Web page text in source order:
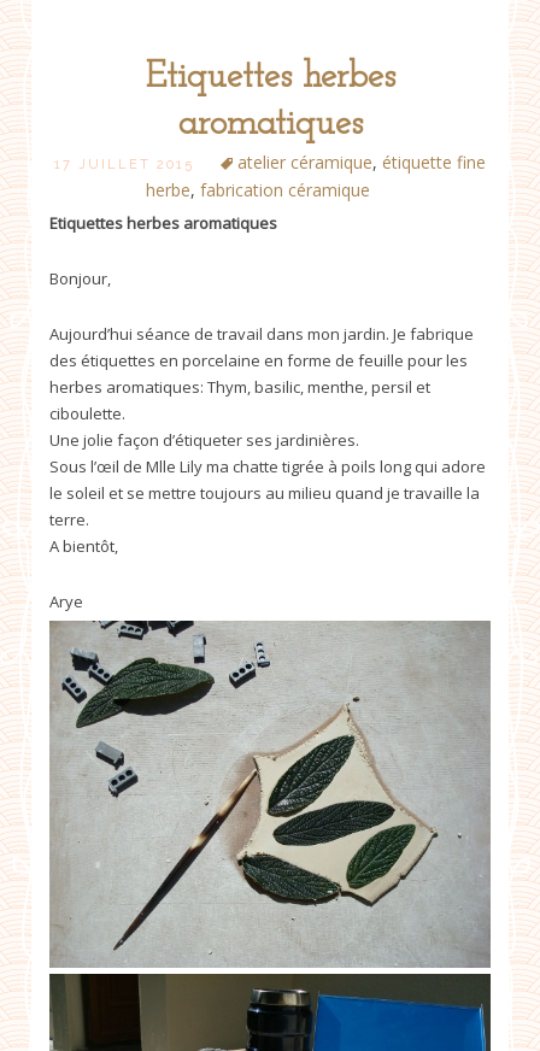
Etiquettes herbes
aromatiques
17 JUILLET 2015 atelier céramique, étiquette fine
herbe, fabrication céramique
Etiquettes herbes aromatiques
Bonjour,
Aujourd’hui séance de travail dans mon jardin. Je fabrique
des étiquettes en porcelaine en forme de feuille pour les
herbes aromatiques: Thym, basilic, menthe, persil et
ciboulette.
Une jolie façon d’étiqueter ses jardinières.
Sous l’œil de Mlle Lily ma chatte tigrée à poils long qui adore
le soleil et se mettre toujours au milieu quand je travaille la
terre.
A bientôt,
Arye